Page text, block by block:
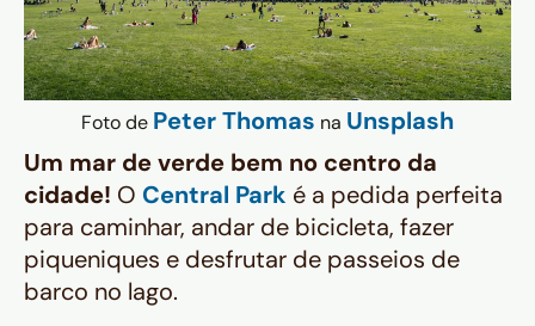
Foto de Peter Thomas na Unsplash
Um mar de verde bem no centro da
cidade! O Central Park é a pedida perfeita
para caminhar, andar de bicicleta, fazer
piqueniques e desfrutar de passeios de
barco no lago.